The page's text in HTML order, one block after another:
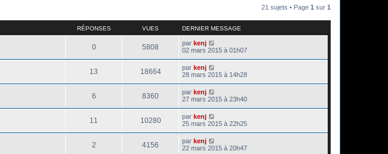
21 sujets • Page 1 sur 1
RÉPONSES VUES DERNIER MESSAGE
0 5808 par kenj
02 mars 2015 à 01h07
13 18664 par kenj
28 mars 2015 à 14h28
6 8360 par kenj
27 mars 2015 à 23h40
11 10280 par kenj
25 mars 2015 à 22h25
2 4156 par kenj
22 mars 2015 à 20h47